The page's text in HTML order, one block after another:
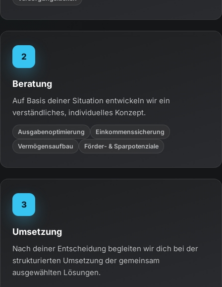
2
Beratung
Auf Basis deiner Situation entwickeln wir ein
verständliches, individuelles Konzept.
Ausgabenoptimierung
Einkommenssicherung
Vermögensaufbau
Förder- & Sparpotenziale
3
Umsetzung
Nach deiner Entscheidung begleiten wir dich bei der
strukturierten Umsetzung der gemeinsam
ausgewählten Lösungen.